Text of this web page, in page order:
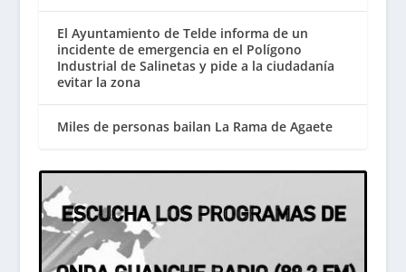
El Ayuntamiento de Telde informa de un
incidente de emergencia en el Polígono
Industrial de Salinetas y pide a la ciudadanía
evitar la zona
Miles de personas bailan La Rama de Agaete